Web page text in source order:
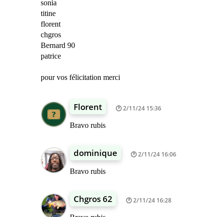
sonia
titine
florent
chgros
Bernard 90
patrice
pour vos félicitation merci
Florent 2/11/24 15:36
Bravo rubis
dominique 2/11/24 16:06
Bravo rubis
Chgros 62 2/11/24 16:28